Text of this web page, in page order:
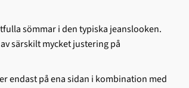
sömmar i den typiska jeanslooken.
särskilt mycket justering på
endast på ena sidan i kombination med